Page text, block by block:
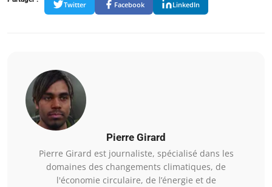
Twitter Facebook LinkedIn
Pierre Girard
Pierre Girard est journaliste, spécialisé dans les
domaines des changements climatiques, de
l'économie circulaire, de l’énergie et de